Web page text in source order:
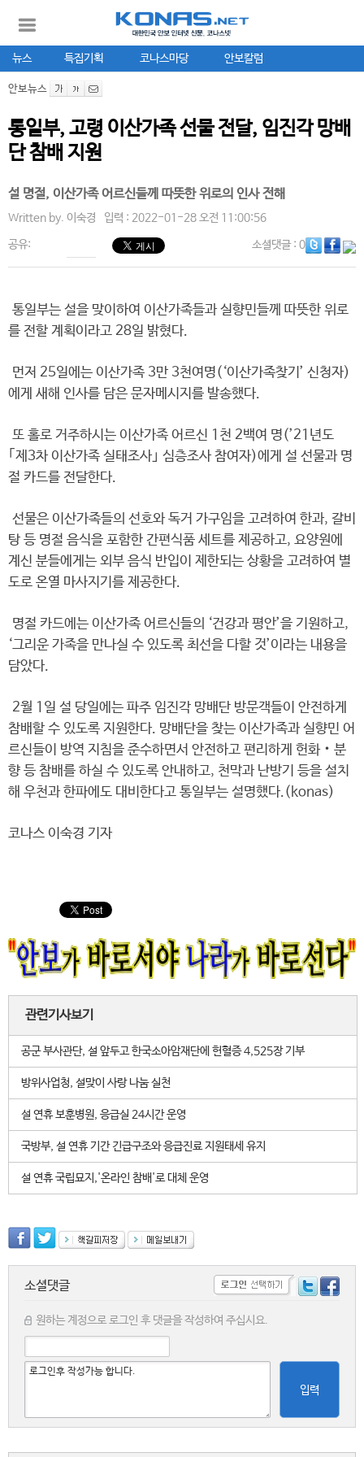
뉴스 특집기획 코나스마당 안보칼럼
안보뉴스
통일부, 고령 이산가족 선물 전달, 임진각 망배
단 참배 지원
설 명절, 이산가족 어르신들께 따뜻한 위로의 인사 전해
Written by. 이숙경 입력 : 2022-01-28 오전 11:00:56
공유: 소셜댓글: 0
통일부는 설을 맞이하여 이산가족들과 실향민들께 따뜻한 위로
를 전할 계획이라고 28일 밝혔다.
먼저 25일에는 이산가족 3만 3천여명(‘이산가족찾기’ 신청자)
에게 새해 인사를 담은 문자메시지를 발송했다.
또 홀로 거주하시는 이산가족 어르신 1천 2백여 명(’21년도
｢제3차 이산가족 실태조사｣ 심층조사 참여자)에게 설 선물과 명
절 카드를 전달한다.
선물은 이산가족들의 선호와 독거 가구임을 고려하여 한과, 갈비
탕 등 명절 음식을 포함한 간편식품 세트를 제공하고, 요양원에
계신 분들에게는 외부 음식 반입이 제한되는 상황을 고려하여 별
도로 온열 마사지기를 제공한다.
명절 카드에는 이산가족 어르신들의 ‘건강과 평안’을 기원하고,
‘그리운 가족을 만나실 수 있도록 최선을 다할 것’이라는 내용을
담았다.
2월 1일 설 당일에는 파주 임진각 망배단 방문객들이 안전하게
참배할 수 있도록 지원한다. 망배단을 찾는 이산가족과 실향민 어
르신들이 방역 지침을 준수하면서 안전하고 편리하게 헌화‧분
향 등 참배를 하실 수 있도록 안내하고, 천막과 난방기 등을 설치
해 우천과 한파에도 대비한다고 통일부는 설명했다.(konas)
코나스 이숙경 기자
관련기사보기
공군 부사관단, 설 앞두고 한국소아암재단에 헌혈증 4,525장 기부
방위사업청, 설맞이 사랑 나눔 실천
설 연휴 보훈병원, 응급실 24시간 운영
국방부, 설 연휴 기간 긴급구조와 응급진료 지원태세 유지
설 연휴 국립묘지,'온라인 참배'로 대체 운영
소셜댓글
원하는 계정으로 로그인 후 댓글을 작성하여 주십시요.
입력